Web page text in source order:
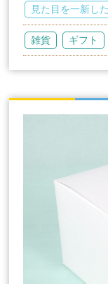
見た目を一新し
雑貨 ギフト